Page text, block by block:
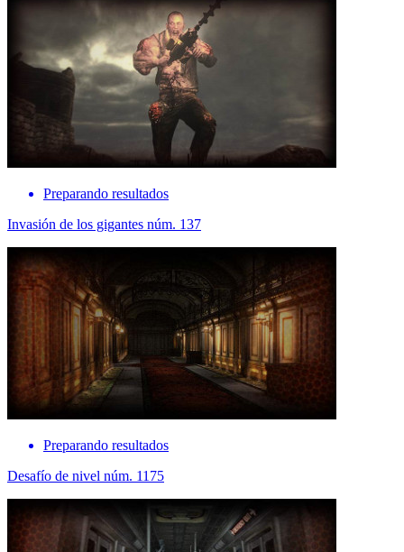
Preparando resultados
Invasión de los gigantes núm. 137
Preparando resultados
Desafío de nivel núm. 1175